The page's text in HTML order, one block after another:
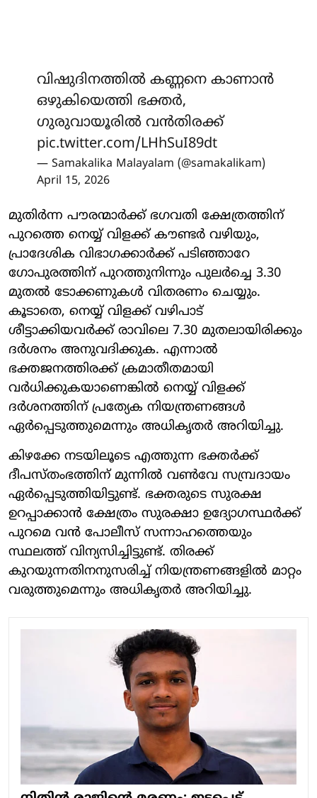
വിഷുദിനത്തിൽ കണ്ണനെ കാണാന്‍
ഒഴുകിയെത്തി ഭക്തര്‍,
ഗുരുവായൂരില്‍ വന്‍തിരക്ക്
pic.twitter.com/LHhSuI89dt
— Samakalika Malayalam (@samakalikam)
April 15, 2026
മുതിര്‍ന്ന പൗരന്മാര്‍ക്ക് ഭഗവതി ക്ഷേത്രത്തിന്
പുറത്തെ നെയ്യ് വിളക്ക് കൗണ്ടര്‍ വഴിയും,
പ്രാദേശിക വിഭാഗക്കാര്‍ക്ക് പടിഞ്ഞാറേ
ഗോപുരത്തിന് പുറത്തുനിന്നും പുലര്‍ച്ചെ 3.30
മുതല്‍ ടോക്കണുകള്‍ വിതരണം ചെയ്യും.
കൂടാതെ, നെയ്യ് വിളക്ക് വഴിപാട്
ശീട്ടാക്കിയവര്‍ക്ക് രാവിലെ 7.30 മുതലായിരിക്കും
ദര്‍ശനം അനുവദിക്കുക. എന്നാല്‍
ഭക്തജനത്തിരക്ക് ക്രമാതീതമായി
വര്‍ധിക്കുകയാണെങ്കില്‍ നെയ്യ് വിളക്ക്
ദര്‍ശനത്തിന് പ്രത്യേക നിയന്ത്രണങ്ങള്‍
ഏര്‍പ്പെടുത്തുമെന്നും അധികൃതര്‍ അറിയിച്ചു.
കിഴക്കേ നടയിലൂടെ എത്തുന്ന ഭക്തര്‍ക്ക്
ദീപസ്തംഭത്തിന് മുന്നില്‍ വണ്‍വേ സമ്പ്രദായം
ഏര്‍പ്പെടുത്തിയിട്ടുണ്ട്. ഭക്തരുടെ സുരക്ഷ
ഉറപ്പാക്കാന്‍ ക്ഷേത്രം സുരക്ഷാ ഉദ്യോഗസ്ഥര്‍ക്ക്
പുറമെ വന്‍ പോലീസ് സന്നാഹത്തെയും
സ്ഥലത്ത് വിന്യസിച്ചിട്ടുണ്ട്. തിരക്ക്
കുറയുന്നതിനനുസരിച്ച് നിയന്ത്രണങ്ങളില്‍ മാറ്റം
വരുത്തുമെന്നും അധികൃതര്‍ അറിയിച്ചു.